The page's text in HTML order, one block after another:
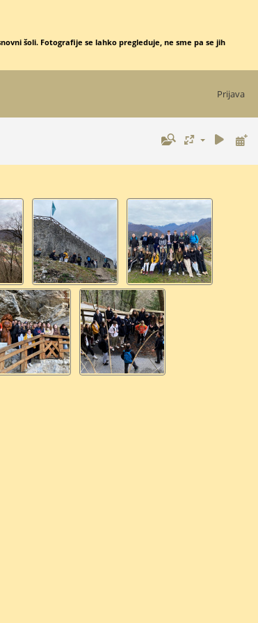
šoli. Fotografije se lahko pregleduje, ne sme pa se jih
Prijava